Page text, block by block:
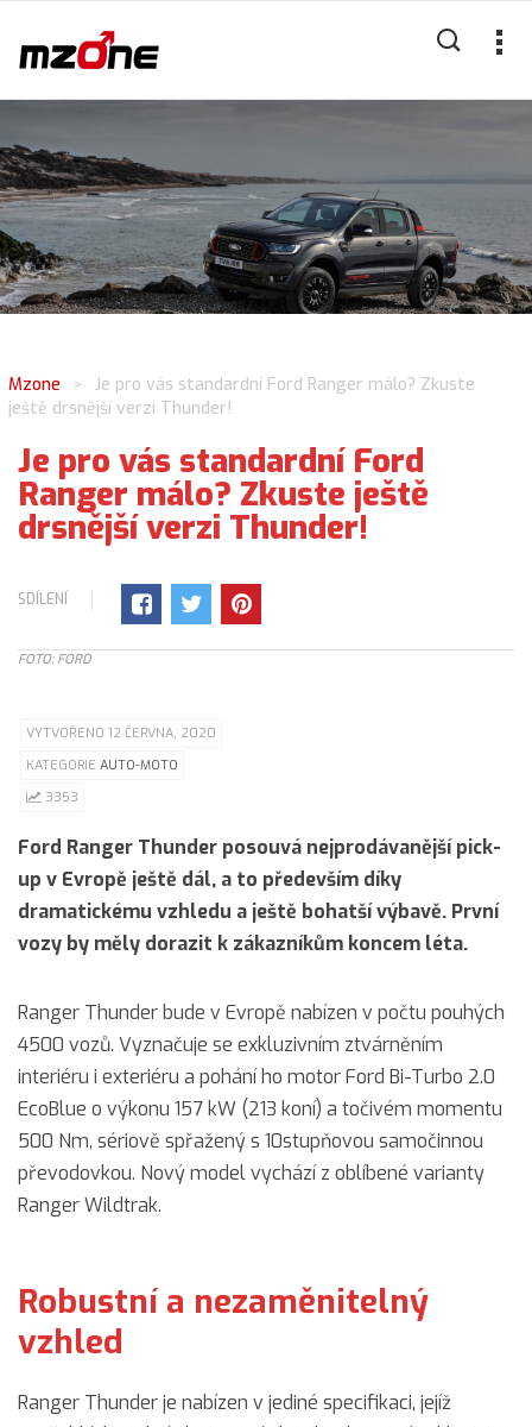
Mzone >
Je pro vás standardní Ford Ranger málo? Zkuste
ještě drsnější verzi Thunder!
Je pro vás standardní Ford
Ranger málo? Zkuste ještě
drsnější verzi Thunder!
SDÍLENÍ
FOTO: FORD
VYTVOŘENO 12 ČERVNA, 2020
KATEGORIE AUTO-MOTO
3353
Ford Ranger Thunder posouvá nejprodávanější pick-
up v Evropě ještě dál, a to především díky
dramatickému vzhledu a ještě bohatší výbavě. První
vozy by měly dorazit k zákazníkům koncem léta.
Ranger Thunder bude v Evropě nabízen v počtu pouhých
4500 vozů. Vyznačuje se exkluzivním ztvárněním
interiéru i exteriéru a pohání ho motor Ford Bi-Turbo 2.0
EcoBlue o výkonu 157 kW (213 koní) a točivém momentu
500 Nm, sériově spřažený s 10stupňovou samočinnou
převodovkou. Nový model vychází z oblíbené varianty
Ranger Wildtrak.
Robustní a nezaměnitelný
vzhled
Ranger Thunder je nabízen v jediné specifikaci, jejíž